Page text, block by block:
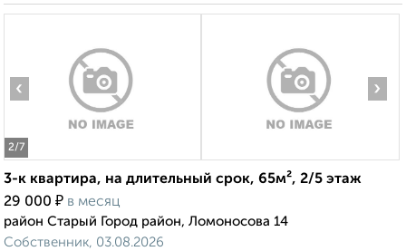
2/7
‹ ›
3-к квартира, на длительный срок, 65м², 2/5 этаж
29 000 ₽ в месяц
район Старый Город район, Ломоносова 14
Собственник, 03.08.2026